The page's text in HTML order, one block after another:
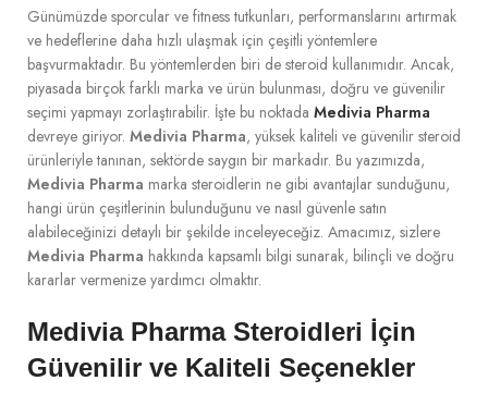
Günümüzde sporcular ve fitness tutkunları, performanslarını artırmak
ve hedeflerine daha hızlı ulaşmak için çeşitli yöntemlere
başvurmaktadır. Bu yöntemlerden biri de steroid kullanımıdır. Ancak,
piyasada birçok farklı marka ve ürün bulunması, doğru ve güvenilir
seçimi yapmayı zorlaştırabilir. İşte bu noktada Medivia Pharma
devreye giriyor. Medivia Pharma, yüksek kaliteli ve güvenilir steroid
ürünleriyle tanınan, sektörde saygın bir markadır. Bu yazımızda,
Medivia Pharma marka steroidlerin ne gibi avantajlar sunduğunu,
hangi ürün çeşitlerinin bulunduğunu ve nasıl güvenle satın
alabileceğinizi detaylı bir şekilde inceleyeceğiz. Amacımız, sizlere
Medivia Pharma hakkında kapsamlı bilgi sunarak, bilinçli ve doğru
kararlar vermenize yardımcı olmaktır.
Medivia Pharma Steroidleri İçin
Güvenilir ve Kaliteli Seçenekler